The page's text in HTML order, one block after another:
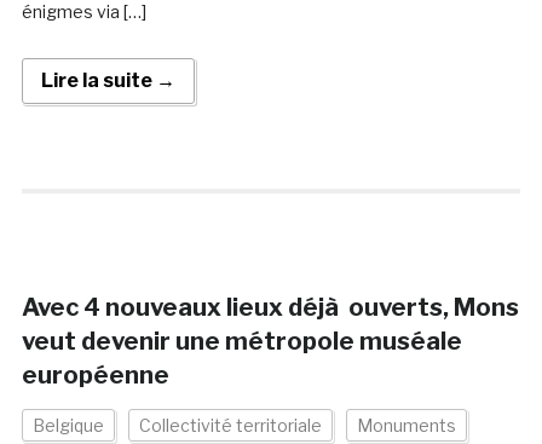
énigmes via […]
Lire la suite →
Avec 4 nouveaux lieux déjà ouverts, Mons
veut devenir une métropole muséale
européenne
Belgique Collectivité territoriale Monuments